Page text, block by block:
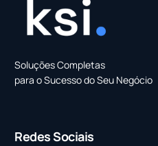
Soluções Completas
para o Sucesso do Seu Negócio
Redes Sociais